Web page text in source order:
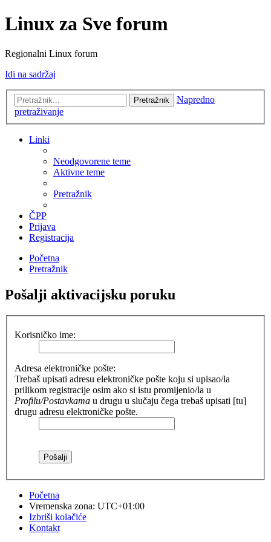
Linux za Sve forum
Regionalni Linux forum
Idi na sadržaj
Pretražnik
Napredno
pretraživanje
Linki
Neodgovorene teme
Aktivne teme
Pretražnik
ČPP
Prijava
Registracija
Početna
Pretražnik
Pošalji aktivacijsku poruku
Korisničko ime:
Adresa elektroničke pošte:
Trebaš upisati adresu elektroničke pošte koju si upisao/la
prilikom registracije osim ako si istu promijenio/la u
Profilu/Postavkama u drugu u slučaju čega trebaš upisati [tu]
drugu adresu elektroničke pošte.
Početna
Vremenska zona: UTC+01:00
Izbriši kolačiće
Kontakt